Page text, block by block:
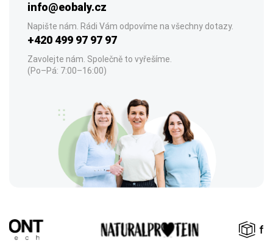
info@eobaly.cz
Napište nám. Rádi Vám odpovíme na všechny dotazy.
+420 499 97 97 97
Zavolejte nám. Společně to vyřešíme.
(Po–Pá: 7:00–16:00)